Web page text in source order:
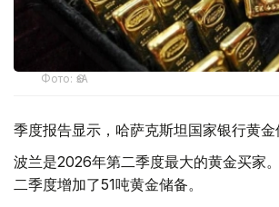
Фото: ӨзА
季度报告显示，哈萨克斯坦国家银行黄金
波兰是2026年第二季度最大的黄金买家
二季度增加了51吨黄金储备。